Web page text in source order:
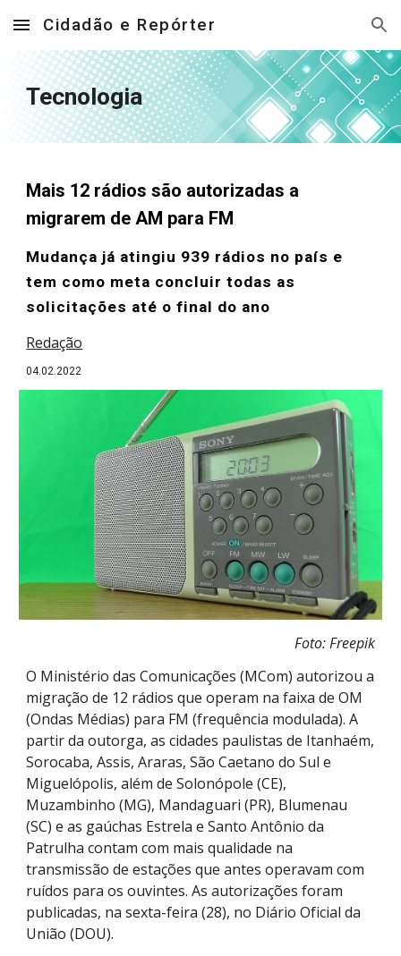
Skip to main content Skip to navigation
Cidadão e Repórter
Tecnologia
Mais 12 rádios são autorizadas a
migrarem de AM para FM
Mudança já atingiu 939 rádios no país e
tem como meta concluir todas as
solicitações até o final do ano
Redação
04.02.2022
Foto: Freepik
O Ministério das Comunicações (MCom) autorizou a
migração de 12 rádios que operam na faixa de OM
(Ondas Médias) para FM (frequência modulada). A
partir da outorga, as cidades paulistas de Itanhaém,
Sorocaba, Assis, Araras, São Caetano do Sul e
Miguelópolis, além de Solonópole (CE),
Muzambinho (MG), Mandaguari (PR), Blumenau
(SC) e as gaúchas Estrela e Santo Antônio da
Patrulha contam com mais qualidade na
transmissão de estações que antes operavam com
ruídos para os ouvintes. As autorizações foram
publicadas, na sexta-feira (28), no Diário Oficial da
União (DOU).